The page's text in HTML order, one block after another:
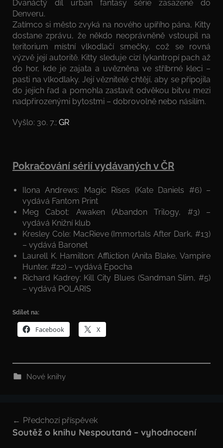
Dvanáctý díl urban fantasy série zasazené do
Denveru.
Zatímco si město zvyká na nového upířího pána, Kitty
dostane zprávu, že někdo neoprávněně vstoupil na
teritorium místní vlkodlačí smečky, což se rovná
výzvě její autoritě. Kitty sleduje cizí lykantropí pach až
do hor, kde je zajata a uvězněna ve stříbrné kleci –
pasti na vlkodlaky. Její věznitelé chtějí, aby se připojila
do jejich řad a pomohla zastavit odvěkou bitvu mezi
nadpřirozenými bytostmi – dobrovolně nebo násilím.
Vyšlo: 30. 7.; GR
Pokračování sérií vydávaných v ČR
Ilona Andrews: Magic Rises (Kate Daniels #6) –
vydává Fantom Print
Meg Cabot: Awaken (Abandon Trilogy, #3) –
vydává Knižní klub
Kresley Cole: MacRieve (Immortals After Dark, #13)
– vydává Baronet
Laurell K. Hamilton: Affliction (Anita Blake, Vampire
Hunter, #22) – vydává Epocha
Richard Kadrey: Kill City Blues (Sandman Slim, #5)
– vydává POLARIS
Sdílet na:
Facebook X
Nové knihy
pro
Předchozí příspěvek
Soutěž o knihu Nespoutaná – vyhodnocení